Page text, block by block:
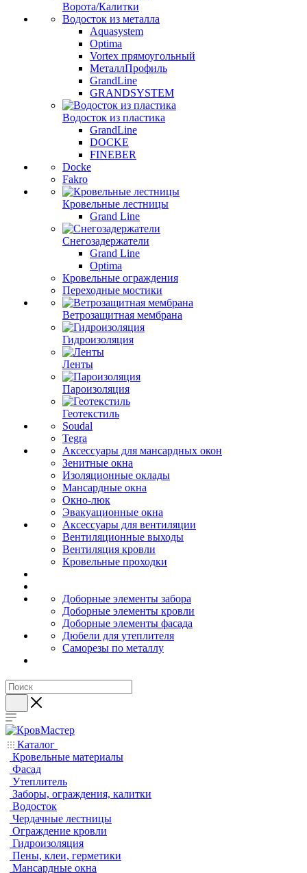
Ворота/Калитки
Водосток из металла
Aquasystem
Optima
Vortex прямоугольный
МеталлПрофиль
GrandLine
GRANDSYSTEM
Водосток из пластика
GrandLine
DOCKE
FINEBER
Docke
Fakro
Кровельные лестницы
Grand Line
Снегозадержатели
Grand Line
Optima
Кровельные ограждения
Переходные мостики
Ветрозащитная мембрана
Гидроизоляция
Ленты
Пароизоляция
Геотекстиль
Soudal
Tegra
Аксессуары для мансардных окон
Зенитные окна
Изоляционные оклады
Мансардные окна
Окно-люк
Эвакуационные окна
Аксессуары для вентиляции
Вентиляционные выходы
Вентиляция кровли
Кровельные проходки
Доборные элементы забора
Доборные элементы кровли
Доборные элементы фасада
Дюбели для утеплителя
Саморезы по металлу
Каталог
Кровельные материалы
Фасад
Утеплитель
Заборы, ограждения, калитки
Водосток
Чердачные лестницы
Ограждение кровли
Гидроизоляция
Пены, клеи, герметики
Мансардные окна